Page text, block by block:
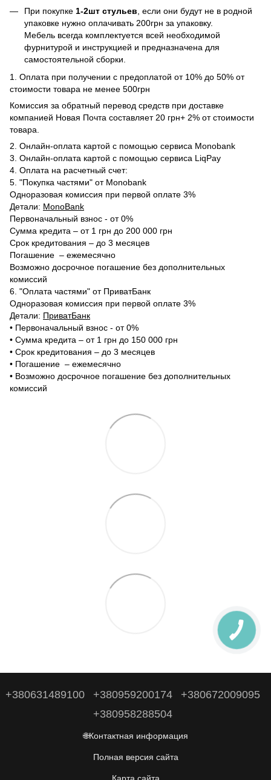
При покупке 1-2шт стульев , если они будут не в родной
упаковке нужно оплачивать 200грн за упаковку.
Мебель всегда комплектуется всей необходимой
фурнитурой и инструкцией и предназначена для
самостоятельной сборки.
1. Оплата при получении с предоплатой от 10% до 50% от
стоимости товара не менее 500грн
Комиссия за обратный перевод средств при доставке
компанией Новая Почта составляет 20 грн+ 2% от стоимости
товара.
2. Онлайн-оплата картой с помощью сервиса Monobank
3. Онлайн-оплата картой с помощью сервиса LiqPay
4. Оплата на расчетный счет:
5. "Покупка частями" от Monobank
Одноразовая комиссия при первой оплате 3%
Детали: MonoBank
Первоначальный взнос - от 0%
Сумма кредита – от 1 грн до 200 000 грн
Срок кредитования – до 3 месяцев
Погашение – ежемесячно
Возможно досрочное погашение без дополнительных
комиссий
6. "Оплата частями" от ПриватБанк
Одноразовая комиссия при первой оплате 3%
Детали: ПриватБанк
•‎ Первоначальный взнос - от 0%
•‎ Сумма кредита – от 1 грн до 150 000 грн
•‎ Срок кредитования – до 3 месяцев
•‎ Погашение – ежемесячно
•‎ Возможно досрочное погашение без дополнительных
комиссий
+380631489100 +380959200174
+380672009095
+380958288504
🌐Контактная информация
Полная версия сайта